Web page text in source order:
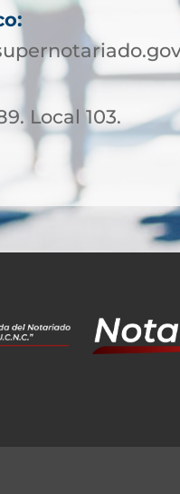
Local 103.